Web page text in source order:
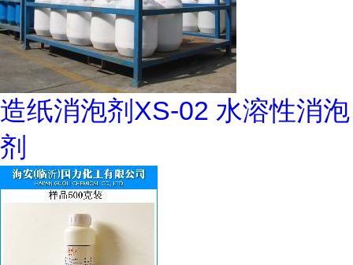
造纸消泡剂XS-02 水溶性消泡
剂